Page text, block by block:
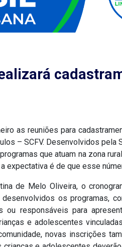
as reuniões para
– SCFV. Desenvolvidos pela
que atuam na zona
expectativa é de que esse
de Melo Oliveira, o
os programas,
responsáveis para
e adolescentes
novas inscrições